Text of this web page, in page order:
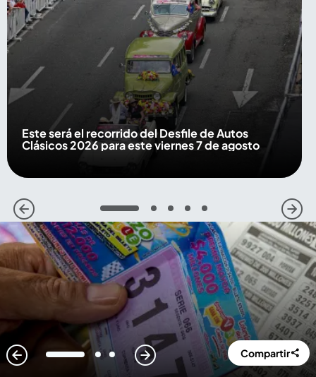
Este será el recorrido del Desfile de Autos
Clásicos 2026 para este viernes 7 de agosto
1 2 3 4 5
1 2 3 Compartir